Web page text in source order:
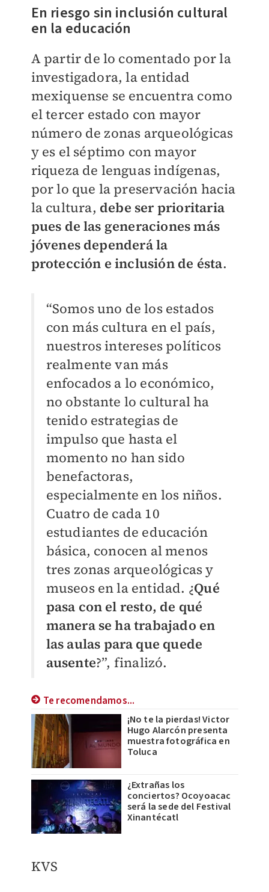
En riesgo sin inclusión cultural
en la educación
A partir de lo comentado por la
investigadora, la entidad
mexiquense se encuentra como
el tercer estado con mayor
número de zonas arqueológicas
y es el séptimo con mayor
riqueza de lenguas indígenas,
por lo que la preservación hacia
la cultura, debe ser prioritaria
pues de las generaciones más
jóvenes dependerá la
protección e inclusión de ésta.
“Somos uno de los estados
con más cultura en el país,
nuestros intereses políticos
realmente van más
enfocados a lo económico,
no obstante lo cultural ha
tenido estrategias de
impulso que hasta el
momento no han sido
benefactoras,
especialmente en los niños.
Cuatro de cada 10
estudiantes de educación
básica, conocen al menos
tres zonas arqueológicas y
museos en la entidad. ¿Qué
pasa con el resto, de qué
manera se ha trabajado en
las aulas para que quede
ausente?”, finalizó.
Te recomendamos...
¡No te la pierdas! Victor
Hugo Alarcón presenta
muestra fotográfica en
Toluca
¿Extrañas los
conciertos? Ocoyoacac
será la sede del Festival
Xinantécatl
KVS